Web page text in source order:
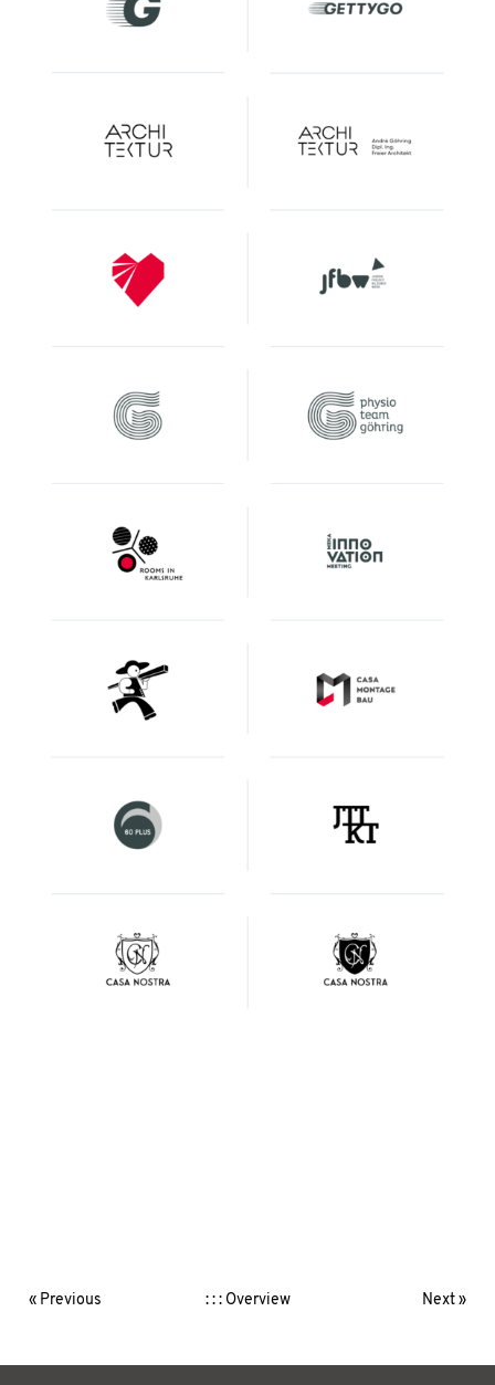
« Previous : : : Overview Next »